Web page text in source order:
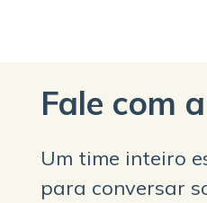
Fale com
Um time inteiro
para conversar